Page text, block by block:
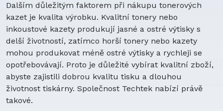
Baterie do bezdrátových telefonů
Baterie industriální
Baterie do dětských chůviček
Baterie do virtuální reality
Baterie do zesilovačů
Baterie do elektronických čteček knih
Baterie do klávesnic
Baterie do herních konzolí
Baterie do skenerů
Dalším důležitým faktorem při nákupu tonerových
kazet je kvalita výrobku. Kvalitní tonery nebo
inkoustové kazety produkují jasné a ostré výtisky s
delší životností, zatímco horší tonery nebo kazety
mohou produkovat méně ostré výtisky a rychleji se
opotřebovávají. Proto je důležité vybírat kvalitní zboží,
abyste zajistili dobrou kvalitu tisku a dlouhou
životnost tiskárny. Společnost Techtek nabízí právě
takové.